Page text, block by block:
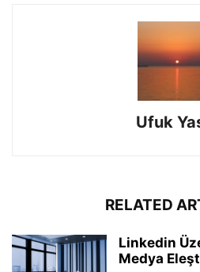
Ufuk
RELATED
Linkedin
Medya